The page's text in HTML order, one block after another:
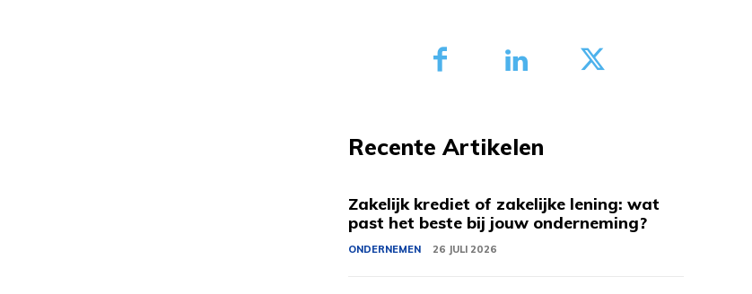
Recente Artikelen
Zakelijk krediet of zakelijke lening: wat
past het beste bij jouw onderneming?
ONDERNEMEN 26 JULI 2026